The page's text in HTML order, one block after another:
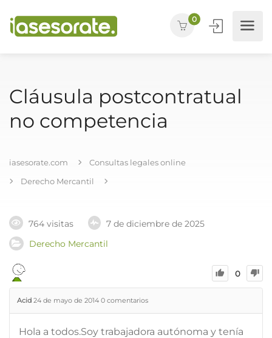
0
Cláusula postcontratual
no competencia
iasesorate.com
Consultas legales online
Derecho Mercantil
764 visitas
7 de diciembre de 2025
Derecho Mercantil
0
Acid 24 de mayo de 2014 0 comentarios
Hola a todos.Soy trabajadora autónoma y tenía